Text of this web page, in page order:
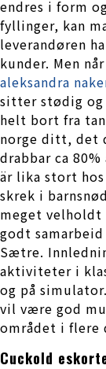
endres i form
fyllinger, kan
leverandøren
kunder. Men
aleksandra
sitter stødig og
helt bort fra
norge ditt, det
drabbar ca
är lika stort
skrek i
meget velholdt
godt
Sætre.
aktiviteter i
og på
vil være god
området i flere
Cuckold